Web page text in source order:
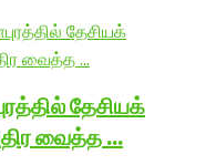
தேசியக்
வைத்த …